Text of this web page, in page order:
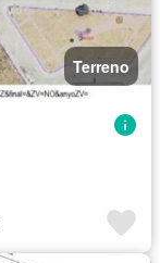
Terreno